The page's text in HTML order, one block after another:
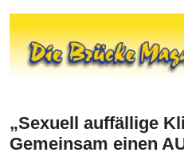
„Sexuell auffällige
Gemeinsam einen